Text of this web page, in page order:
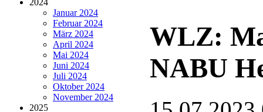
Januar 2024
Februar 2024
März 2024
April 2024
Mai 2024
Juni 2024
Juli 2024
Oktober 2024
November 2024
2025
WLZ:
NABU